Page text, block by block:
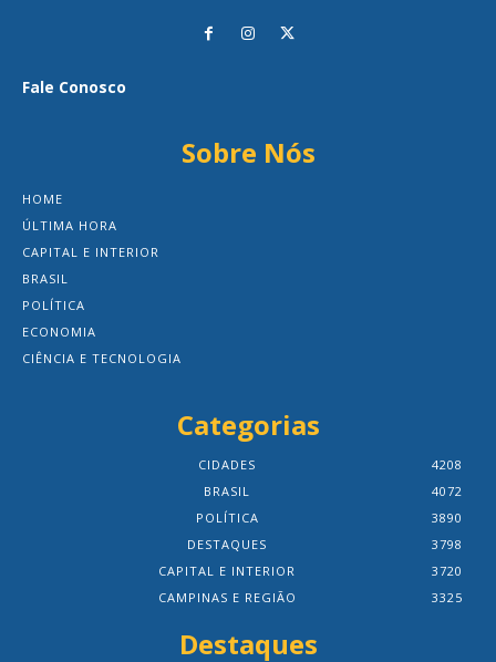
Fale Conosco
Sobre Nós
HOME
ÚLTIMA HORA
CAPITAL E INTERIOR
BRASIL
POLÍTICA
ECONOMIA
CIÊNCIA E TECNOLOGIA
Categorias
CIDADES
4208
BRASIL
4072
POLÍTICA
3890
DESTAQUES
3798
CAPITAL E INTERIOR
3720
CAMPINAS E REGIÃO
3325
Destaques